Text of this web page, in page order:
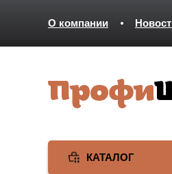
О компании
КАТАЛОГ